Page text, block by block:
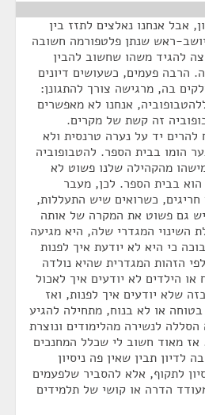
אבל אנחנו נאלצים לתזז בין
ראש שנתן פלטפורמה חשובה
להגיד משהו שחשוב להבין
הרבה פעמים, כשעושים דיונים
בה, מרגישה צורך להתגונן:
אנחנו לא מאפשרים
זה קשת של מקרים.
יד על נערה טרנסית ולא
הומו בבית הספר. להטבופוביה
מהקהילה שלנו פשוט לא
הוא בבית הספר. לכן, מעבר
חריגים, כשרואים שיש התעללות,
גם פשוט את המקרה של אותה
השינוי המגדרי שלה, היא מגיעה
כי היא לא יודעת איך לפנות
הזהות המגדרית שהיא נולדה
הילדים לא יודעים איך לאכול
שלא יודעים איך לפנות, ואז
או לא בנוח, מתחילה להגיע
לנשירה מהלימודים ונוצרת
אז מאוד חשוב לי שכלל המחנכים
לדיון תבין שאין פה ניסיון
לתקוף, אלא להסביר שלפעמים
הדרה או קושי של תלמידים